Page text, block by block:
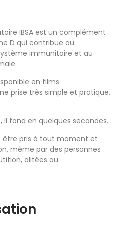
IBSA est un complément
D qui contribue au
immunitaire et au
en films
prise très simple et pratique,
il fond en quelques secondes.
être pris à tout moment et
même par des personnes
alitées ou